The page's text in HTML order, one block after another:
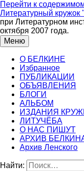
Перейти к
Литературный кружок
при Литературном
октября 2007 года.
Меню
О БЕЛКИНЕ
Избранное
ПУБЛИКАЦИИ
ОБЪЯВЛЕНИЯ
БЛОГИ
АЛЬБОМ
ИЗДАНИЯ
ЛИТУЧЁБА
О НАС ПИШУТ
АРХИВ
Архив Ленского
Найти: